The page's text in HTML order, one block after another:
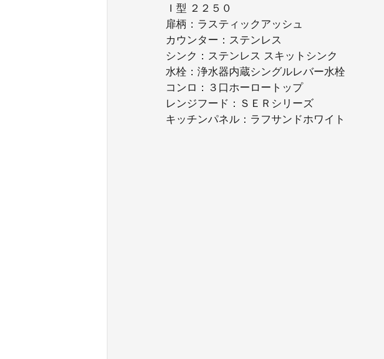
Ｉ型 ２２５０
扉柄：ラスティックアッシュ
カウンター：ステンレス
シンク：ステンレス スキットシンク
水栓：浄水器内蔵シングルレバー水栓
コンロ：３口ホーロートップ
レンジフード：ＳＥＲシリーズ
キッチンパネル：ラフサンドホワイト